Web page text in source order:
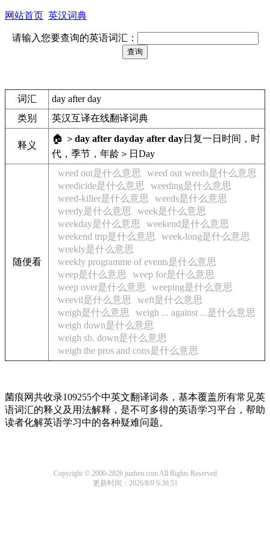
网站首页 英汉词典
请输入您要查询的英语词汇：
词汇
day after day
类别
英汉互译在线翻译词典
释义
🏠 ＞ day after dayday after day日复一日 时间，时
代，季节，年龄＞日 Day
随便看
weed out是什么意思
weed out weeds是什么意思
weedicide是什么意思
weeding是什么意思
weed-killer是什么意思
weeds是什么意思
weedy是什么意思
week是什么意思
weekday是什么意思
weekend是什么意思
weekend trip是什么意思
week-long是什么意思
weekly是什么意思
weekly programme of events是什么意思
weep是什么意思
weep for是什么意思
weep over是什么意思
weeping是什么意思
weevil是什么意思
weft是什么意思
weigh是什么意思
weigh ... against ...是什么意思
weigh down是什么意思
weigh sb. down是什么意思
weigh the pros and cons是什么意思
菌痕网共收录109255个中英文翻译词条，基本覆盖所有常见英
语词汇的释义及用法解释，是不可多得的英语学习平台，帮助
读者化解英语学习中的各种疑难问题。
Copyright © 2000-2026 junhen.com All Rights Reserved
更新时间：2026/8/9 6:38:51